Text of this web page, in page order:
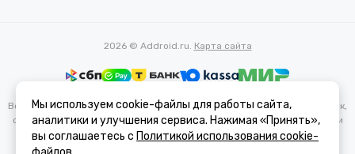
2026 © Addroid.ru. Карта сайта
Вся представленная на сайте информация, касающаяся характеристик,
стоимости товаров и услуг, носит информационный характер и ни при
каких условиях не является публичной офертой, определяемой
положениями Статьи 437(2) Гражданского кодекса РФ.
Мы используем cookie-файлы для работы сайта,
аналитики и улучшения сервиса. Нажимая «Принять»,
вы соглашаетесь с Политикой использования cookie-